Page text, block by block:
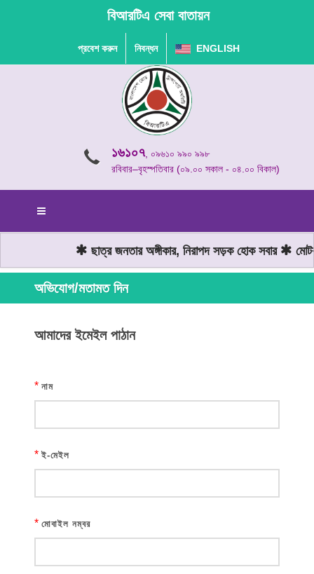
বিআরটিএ সেবা বাতায়ন
প্রবেশ করুন নিবন্ধন ENGLISH
১৬১০৭, ০৯৬১০ ৯৯০ ৯৯৮
রবিবার–বৃহস্পতিবার (০৯.০০ সকাল - ০৪.০০ বিকাল)
ছাত্র জনতার অঙ্গীকার, নিরাপদ সড়ক হোক সবার
অভিযোগ/মতামত দিন
আমাদের ইমেইল পাঠান
* নাম
* ই-মেইল
* মোবাইল নম্বর